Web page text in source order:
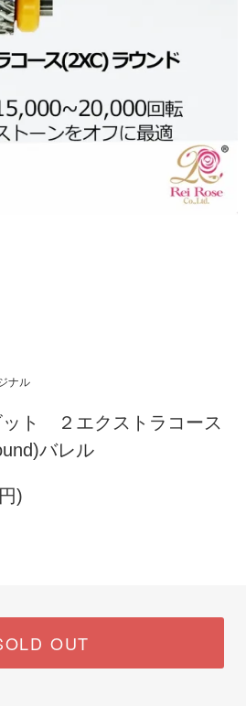
ナル
ット ２エクストラコース
バレル
)
OUT